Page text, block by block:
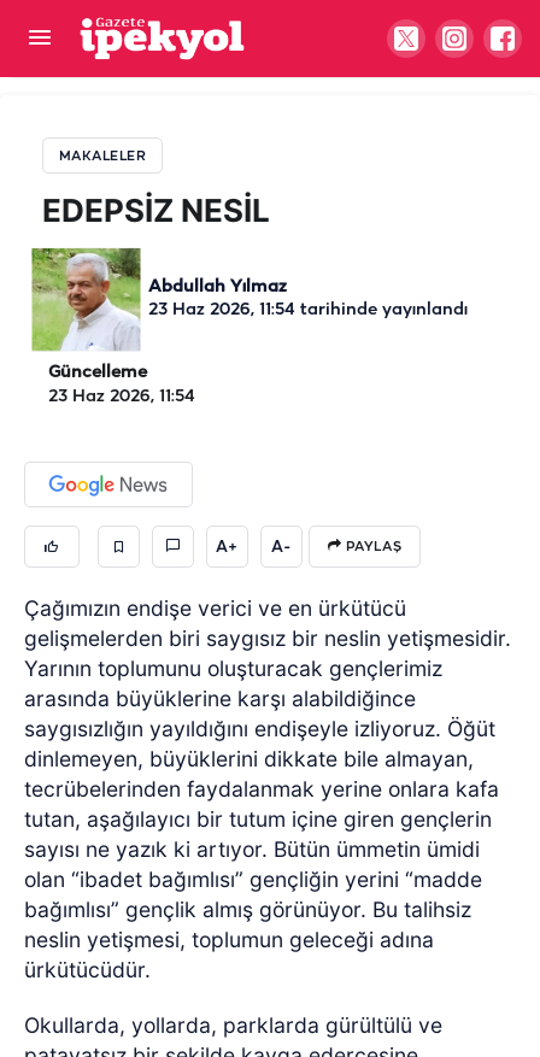
MAKALELER
EDEPSİZ NESİL
Abdullah Yılmaz
23 Haz 2026, 11:54 tarihinde yayınlandı
Güncelleme
23 Haz 2026, 11:54
A+ A- PAYLAŞ
Çağımızın endişe verici ve en ürkütücü
gelişmelerden biri saygısız bir neslin yetişmesidir.
Yarının toplumunu oluşturacak gençlerimiz
arasında büyüklerine karşı alabildiğince
saygısızlığın yayıldığını endişeyle izliyoruz. Öğüt
dinlemeyen, büyüklerini dikkate bile almayan,
tecrübelerinden faydalanmak yerine onlara kafa
tutan, aşağılayıcı bir tutum içine giren gençlerin
sayısı ne yazık ki artıyor. Bütün ümmetin ümidi
olan “ibadet bağımlısı” gençliğin yerini “madde
bağımlısı” gençlik almış görünüyor. Bu talihsiz
neslin yetişmesi, toplumun geleceği adına
ürkütücüdür.
Okullarda, yollarda, parklarda gürültülü ve
EDEPSİZ NESİL